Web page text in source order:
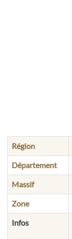
Région
Département
Massif
Zone
Infos